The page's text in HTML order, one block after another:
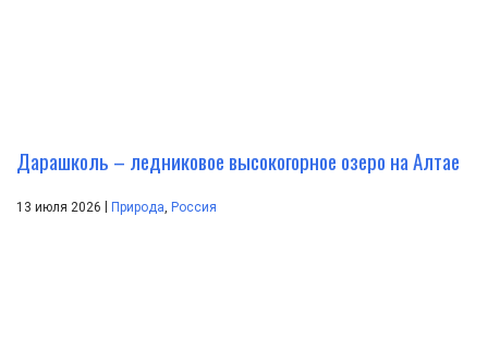
Дарашколь – ледниковое высокогорное озеро на Алтае
13 июля 2026 | Природа Россия